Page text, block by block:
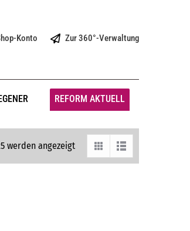
Konto Zur 360°-Verwaltung
REFORM AKTUELL
werden angezeigt